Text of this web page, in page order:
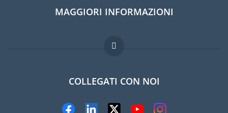
Guida per expat
Lavori all'estero
MAGGIORI INFORMAZIONI
Domande frequenti
COLLEGATI CON NOI